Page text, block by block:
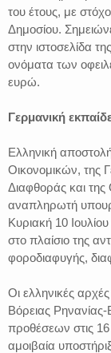
του έτους, με
Δημοσίου.
στην ιστοσελίδα
ονόματα των
ευρώ.
Γερμανική
Ελληνική
Οικονομικών, της
Διαφθοράς και της
αναπληρωτή
Κυριακή 10
στο πλαίσιο της
φοροδιαφυγής,
Οι ελληνικές
Βόρειας
προθέσεων στις
αμοιβαία